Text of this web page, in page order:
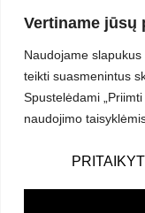
Vertiname jūsų
Naudojame
teikti suasmenintus
Spustelėdami
naudojimo
PRITAIKYTI
© UAB